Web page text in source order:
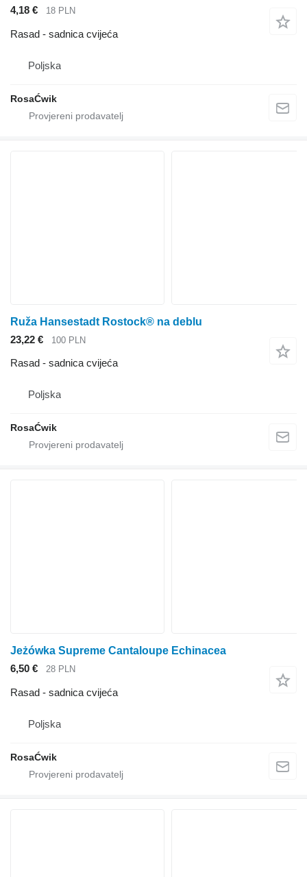
4,18 €
18 PLN
Rasad - sadnica cvijeća
Poljska
RosaĆwik
Ruža Hansestadt Rostock® na deblu
23,22 €
100 PLN
Rasad - sadnica cvijeća
Poljska
RosaĆwik
Jeżówka Supreme Cantaloupe Echinacea
6,50 €
28 PLN
Rasad - sadnica cvijeća
Poljska
RosaĆwik